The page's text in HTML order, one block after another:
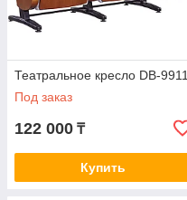
Театральное кресло DB-9911
Под заказ
122 000 ₸
Купить